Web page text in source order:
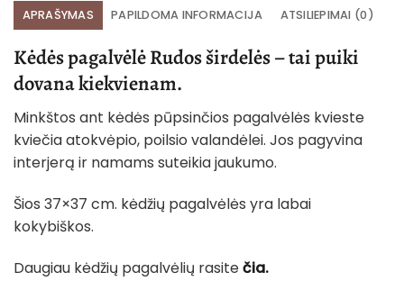
APRAŠYMAS PAPILDOMA INFORMACIJA ATSILIEPIMAI (0)
Kėdės pagalvėlė Rudos širdelės – tai puiki
dovana kiekvienam.
Minkštos ant kėdės pūpsinčios pagalvėlės kvieste
kviečia atokvėpio, poilsio valandėlei. Jos pagyvina
interjerą ir namams suteikia jaukumo.
Šios 37×37 cm. kėdžių pagalvėlės yra labai
kokybiškos.
Daugiau kėdžių pagalvėlių rasitečia.